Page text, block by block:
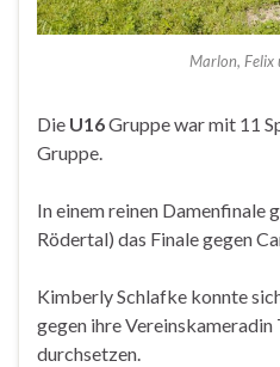
Marlon, Felix
Die U16Gruppe war mit 11
Gruppe.
In einem reinen Damenfinale
Rödertal) das Finale gegen
Kimberly Schlafke konnte
gegen ihre Vereinskameradin
durchsetzen.